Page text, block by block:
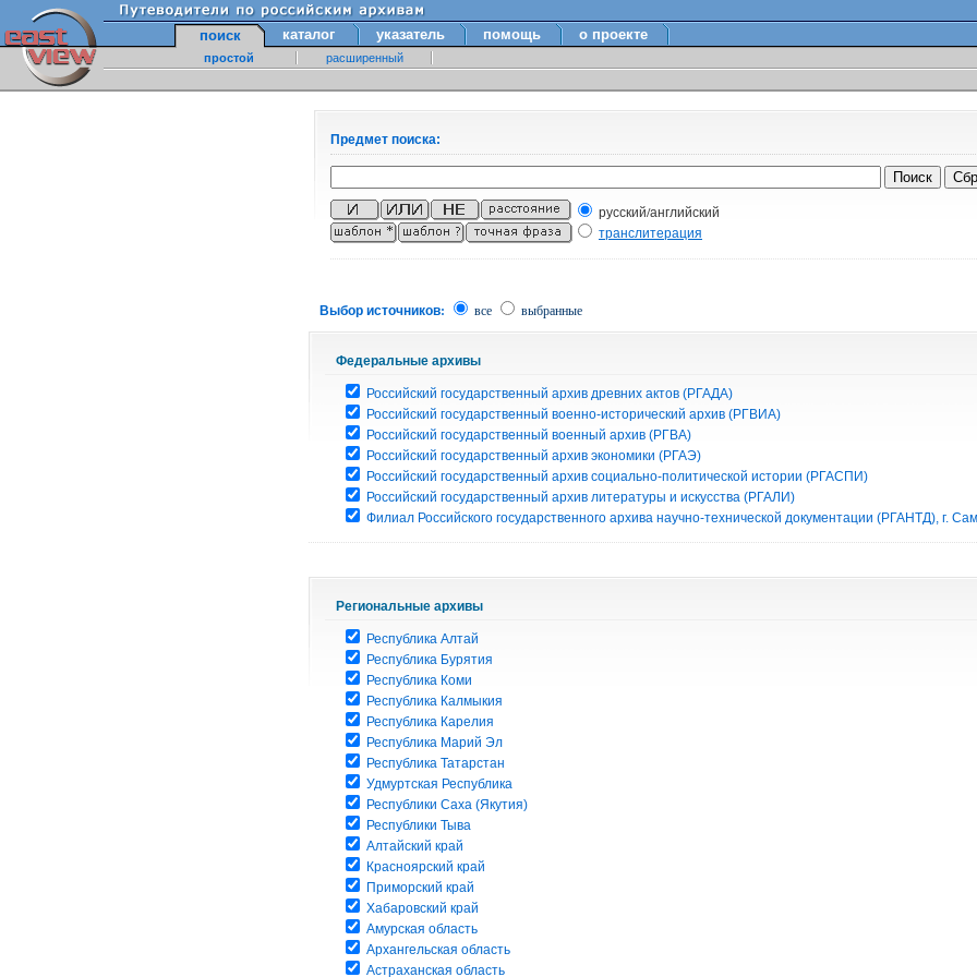
поиск каталог указатель помощь о проекте
простой расширенный
Предмет поиска:
русский/английский
транслитерация
Выбор источников: все выбранные
Федеральные архивы
Российский государственный архив древних актов (РГАДА)
Российский государственный военно-исторический архив (РГВИА)
Российский государственный военный архив (РГВА)
Российский государственный архив экономики (РГАЭ)
Российский государственный архив социально-политической истории (РГАСПИ)
Российский государственный архив литературы и искусства (РГАЛИ)
Филиал Российского государственного архива научно-технической документации (РГАНТД), г.
Региональные архивы
Республика Алтай
Республика Бурятия
Республика Коми
Республика Калмыкия
Республика Карелия
Республика Марий Эл
Республика Татарстан
Удмуртская Республика
Республики Саха (Якутия)
Республики Тыва
Алтайский край
Красноярский край
Приморский край
Хабаровский край
Амурская область
Архангельская область
Астраханская область